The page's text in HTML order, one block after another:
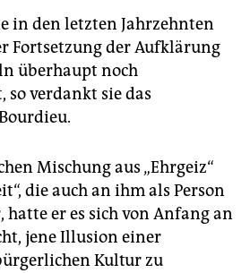
in den letzten Jahrzehnten
Fortsetzung der Aufklärung
überhaupt noch
so verdankt sie das
Mischung aus „Ehrgeiz“
die auch an ihm als Person
hatte er es sich von Anfang an
jene Illusion einer
Kultur zu